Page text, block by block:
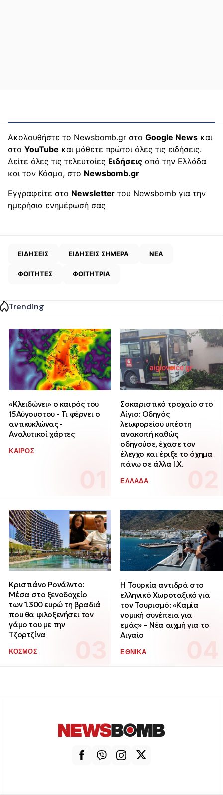
Ακολουθήστε το Newsbomb.gr στο Google News και
στο YouTube και μάθετε πρώτοι όλες τις ειδήσεις.
Δείτε όλες τις τελευταίες Ειδήσεις από την Ελλάδα
και τον Κόσμο, στο Newsbomb.gr
Εγγραφείτε στο Newsletter του Newsbomb για την
ημερήσια ενημέρωσή σας
ΕΙΔΗΣΕΙΣ ΕΙΔΗΣΕΙΣ ΣΗΜΕΡΑ ΝΕΑ
ΦΟΙΤΗΤΕΣ ΦΟΙΤΗΤΡΙΑ
Trending
«Κλειδώνει» ο καιρός του
15Αύγουστου - Τι φέρνει ο
αντικυκλώνας -
Αναλυτικοί χάρτες
ΚΑΙΡΟΣ
Σοκαριστικό τροχαίο στο
Αίγιο: Οδηγός
λεωφορείου υπέστη
ανακοπή καθώς
οδηγούσε, έχασε τον
έλεγχο και έριξε το όχημα
πάνω σε άλλα Ι.Χ.
ΕΛΛΑΔΑ
Κριστιάνο Ρονάλντο:
Μέσα στο ξενοδοχείο
των 1.300 ευρώ τη βραδιά
που θα φιλοξενήσει τον
γάμο του με την
Τζορτζίνα
ΚΟΣΜΟΣ
Η Τουρκία αντιδρά στο
ελληνικό Χωροταξικό για
τον Τουρισμό: «Καμία
νομική συνέπεια για
εμάς» – Νέα αιχμή για το
Αιγαίο
ΕΘΝΙΚΑ